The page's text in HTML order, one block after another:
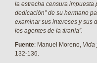
la estrecha censura impuesta
dedicación” de su hermano
examinar sus intereses y sus
los agentes de la tiranía”.
Fuente: Manuel Moreno, Vida
132-136.